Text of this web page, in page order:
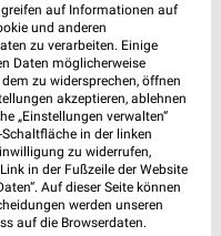
5 Prospekte
auf Informationen auf
und anderen
zu verarbeiten. Einige
Daten möglicherweise
zu widersprechen, öffnen
akzeptieren, ablehnen
„Einstellungen verwalten“
in der linken
zu widerrufen,
in der Fußzeile der Website
Auf dieser Seite können
werden unseren
auf die Browserdaten.